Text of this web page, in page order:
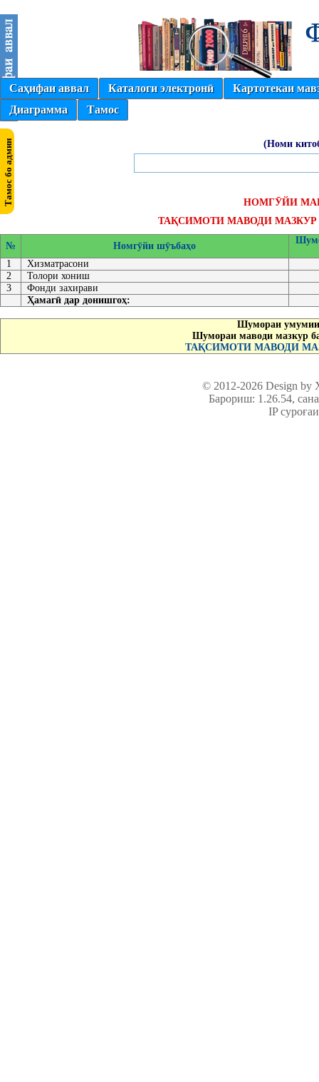
Саҳифаи аввал Каталоги электронӣ
Картотекаи
Диаграмма
Тамос
(Номи
НОМГӮЙИ
ТАҚСИМОТИ МАВОДИ
№ Номгӯйи шӯъбаҳо
1
Хизматрасони
2
Толори хониш
3
Фонди захирави
Ҳамагӣ дар донишгоҳ:
Шумораи умумии
Шумораи маводи мазкур
ТАҚСИМОТИ МАВОДИ
© 2012-2026 Design
Барориш: 1.26.54,
IP